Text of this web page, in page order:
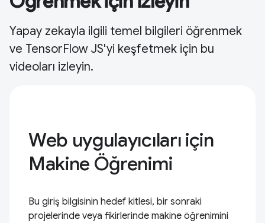
Yapay zekayla ilgili temel bilgileri öğrenmek
ve TensorFlow JS'yi keşfetmek için bu
videoları izleyin.
Web uygulayıcıları için
Makine Öğrenimi
Bu giriş bilgisinin hedef kitlesi, bir sonraki
projelerinde veya fikirlerinde makine öğrenimini